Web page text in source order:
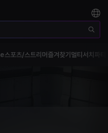
e스포츠/스트리머 즐겨찾기 멀티서치 파티